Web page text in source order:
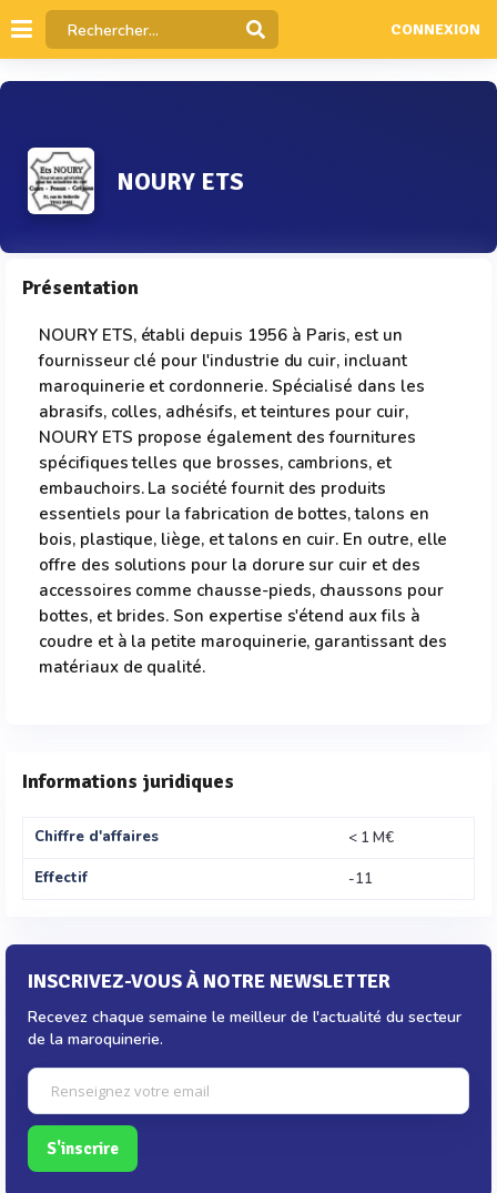
CONNEXION
NOURY ETS
Présentation
NOURY ETS, établi depuis 1956 à Paris, est un
fournisseur clé pour l'industrie du cuir, incluant
maroquinerie et cordonnerie. Spécialisé dans les
abrasifs, colles, adhésifs, et teintures pour cuir,
NOURY ETS propose également des fournitures
spécifiques telles que brosses, cambrions, et
embauchoirs. La société fournit des produits
essentiels pour la fabrication de bottes, talons en
bois, plastique, liège, et talons en cuir. En outre, elle
offre des solutions pour la dorure sur cuir et des
accessoires comme chausse-pieds, chaussons pour
bottes, et brides. Son expertise s'étend aux fils à
coudre et à la petite maroquinerie, garantissant des
matériaux de qualité.
Informations juridiques
Chiffre d'affaires
< 1 M€
Effectif
-11
INSCRIVEZ-VOUS À NOTRE NEWSLETTER
Recevez chaque semaine le meilleur de l'actualité du secteur
de la maroquinerie.
S'inscrire